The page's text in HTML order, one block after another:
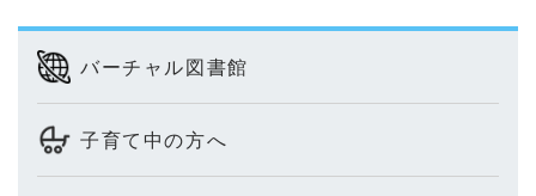
バーチャル図書館
子育て中の方へ